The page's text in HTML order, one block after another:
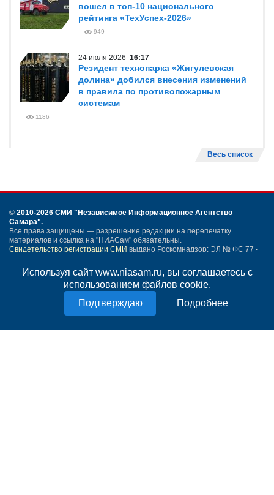
Используя сайт www.niasam.ru, вы соглашаетесь с
использованием файлов cookie.
Подробнее
вошел в топ-10 национального
рейтинга «ТехУспех-2026»
949
24 июля 2026 16:17
Резидент технопарка «Жигулевская
долина» добился внесения изменений
в правила по противопожарным
системам
1186
Весь список
© 2010-2026 СМИ "Независимое Информационное Агентство
Самара".
Все права защищены — разрешение редакции на перепечатку
материалов и ссылка на "НИАСам" обязательны.
Свидетельство регистрации СМИ выдано Роскомнадзор: ЭЛ № ФС 77 -
Учредитель ООО "НИАСам".
Тел. редакции+7 (846) 990-91-71.Электронная почта: info@niasam.ru
Политика конфиденциальности